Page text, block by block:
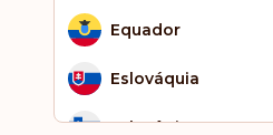
Equador
Eslováquia
Eslovênia